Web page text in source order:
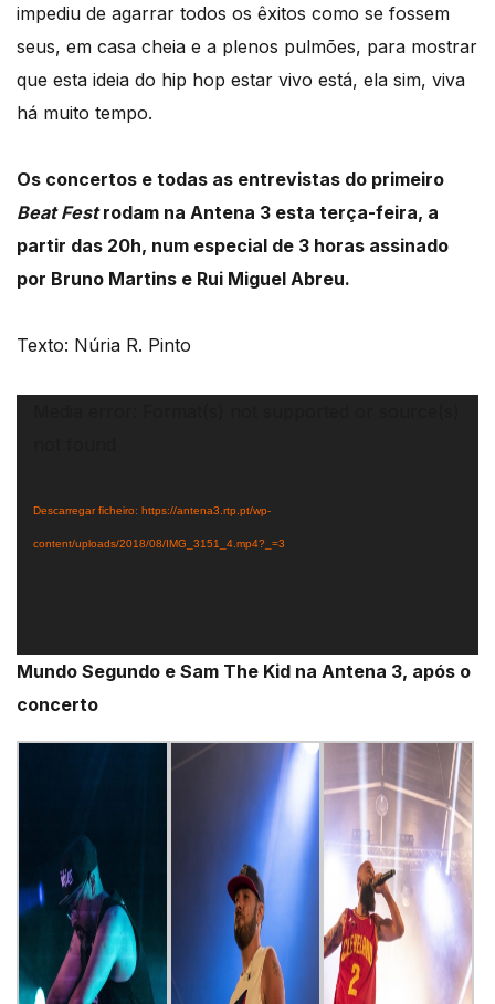
impediu de agarrar todos os êxitos como se fossem
seus, em casa cheia e a plenos pulmões, para mostrar
que esta ideia do hip hop estar vivo está, ela sim, viva
há muito tempo.
Os concertos e todas as entrevistas do primeiro
Beat Festrodam na Antena 3 esta terça-feira, a
partir das 20h, num especial de 3 horas assinado
por Bruno Martins e Rui Miguel Abreu.
Texto: Núria R. Pinto
Descarregar ficheiro: https://antena3.rtp.pt/wp-
content/uploads/2018/08/IMG_3151_4.mp4?_=3
Mundo Segundo e Sam The Kid na Antena 3, após o
concerto